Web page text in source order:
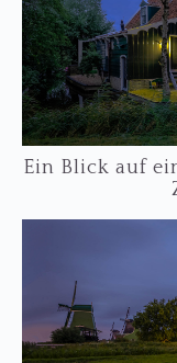
Ein Blick auf